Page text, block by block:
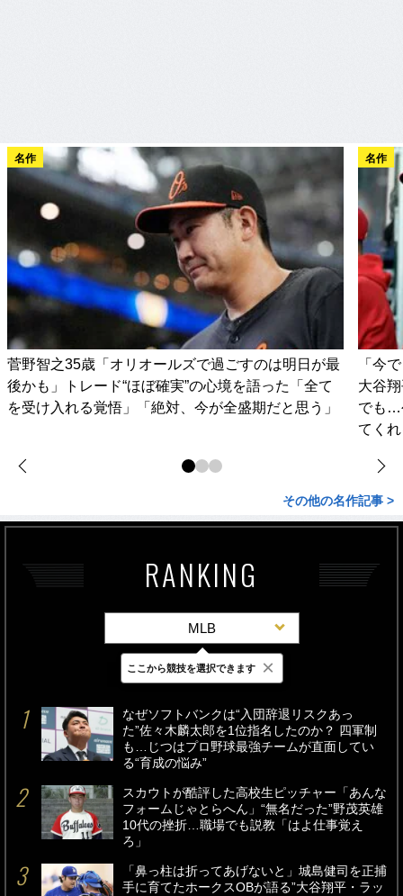
名作
菅野智之35歳「オリオールズで過ごすのは明日が最
後かも」トレード“ほぼ確実”の心境を語った「全て
を受け入れる覚悟」「絶対、今が全盛期だと思う」
名作
「今
大谷
でも…
てく
その他の名作記事 >
RANKING
MLB
最新 24時間 週間
なぜソフトバンクは“入団辞退リスクあっ
た”佐々木麟太郎を1位指名したのか？ 四軍制
も…じつはプロ野球最強チームが直面してい
る“育成の悩み”
スカウトが酷評した高校生ピッチャー「あんな
フォームじゃとらへん」“無名だった”野茂英雄
10代の挫折…職場でも説教「はよ仕事覚え
ろ」
「鼻っ柱は折ってあげないと」城島健司を正捕
手に育てたホークスOBが語る”大谷翔平・ラッ
ここから競技を選択できます ×